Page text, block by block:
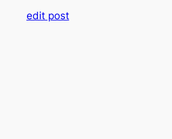
edit post